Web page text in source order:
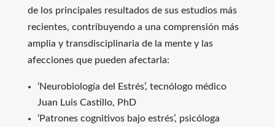
de los principales resultados de sus estudios más
recientes, contribuyendo a una comprensión más
amplia y transdisciplinaria de la mente y las
afecciones que pueden afectarla:
‘Neurobiología del Estrés’, tecnólogo médico
Juan Luis Castillo, PhD
‘Patrones cognitivos bajo estrés’, psicóloga